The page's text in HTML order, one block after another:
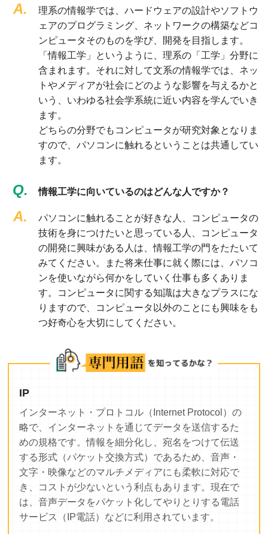
A.
理系の情報学では、ハードウェアの設計やソフトウ
ェアのプログラミング、ネットワークの構築などコ
ンピュータそのものを学び、開発を目指します。
「情報工学」というように、理系の「工学」分野に
含まれます。それに対して文系の情報学では、ネッ
トやメディアが社会にどのような影響を与えるかと
いう、いわゆる社会学系統に近い内容を学んでいき
ます。
どちらの分野でもコンピュータが研究対象となりま
すので、パソコンに触れるということは共通してい
ます。
Q. 情報工学に向いているのはどんな人ですか？
A.
パソコンに触れることが好きな人、コンピュータの
技術を身につけたいと思っている人、コンピュータ
の開発に興味がある人は、情報工学の門をたたいて
みてください。また将来仕事に就く際には、パソコ
ンを使いながら何かをしていく仕事も多くありま
す。コンピュータに関する知識は大きなプラスにな
りますので、コンピュータ以外のことにも興味をも
つ好奇心を大切にしてください。
IP
インターネット・プロトコル（Internet Protocol）の
略で、インターネットを通じてデータを送信するた
めの規格です。情報を細分化し、宛名をつけて伝送
する形式（パケット交換方式）であるため、音声・
文字・映像などのマルチメディアにも柔軟に対応で
き、コストが少ないという利点もあります。現在で
は、音声データをパケット化してやりとりする電話
サービス（IP電話）などに利用されています。